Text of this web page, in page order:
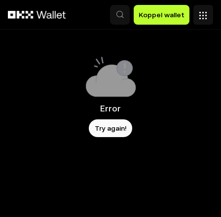
Koppel wallet
Error
Try again!